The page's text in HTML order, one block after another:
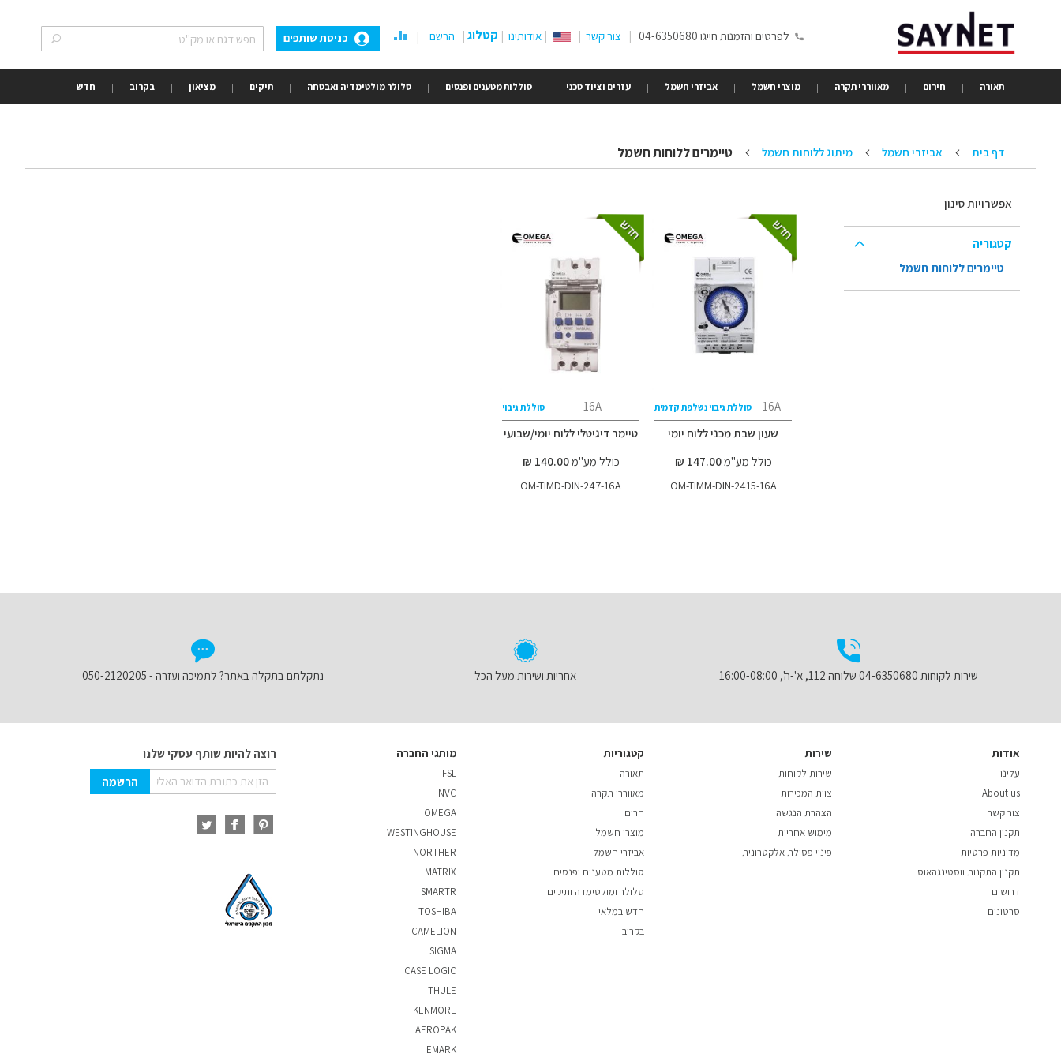
to
Content
לפרטים והזמנות חייגו 04-6350680 צור קשר אודותינו קטלוג
הרשם
חפש
כניסת שותפים
תאורה חירום מאווררי תקרה מוצרי חשמל אביזרי חשמל עזרים וציוד טכני סוללות מטענים ופנסים סלולר מולטימדיה ואבטחה תיקים מציאון בקרוב חדש
דף בית אביזרי חשמל מיתוג ללוחות חשמל טיימרים ללוחות חשמל
16A סוללת גיבוי נשלפת קדמית
שעון שבת מכני ללוח יומי
כולל מע"מ147.00 ₪
OM-TIMM-DIN-2415-16A
16A סוללת גיבוי
טיימר דיגיטלי ללוח יומי/שבועי
כולל מע"מ140.00 ₪
OM-TIMD-DIN-247-16A
אפשרויות סינון
קטגוריה
טיימרים ללוחות חשמל
נתקלתם בתקלה באתר? לתמיכה ועזרה - 050-2120205 אחריות ושירות מעל הכל שירות לקוחות 04-6350680 שלוחה 112, א'-ה', 16:00-08:00
אודות
עלינו
About us
צור קשר
תקנון החברה
מדיניות פרטיות
תקנון התקנות ווסטינגהאוס
דרושים
סרטונים
שירות
שירות לקוחות
צוות המכירות
הצהרת הנגשה
מימוש אחריות
פינוי פסולת אלקטרונית
קטגוריות
תאורה
מאווררי תקרה
חרום
מוצרי חשמל
אביזרי חשמל
סוללות מטענים ופנסים
סלולר ומולטימדה ותיקים
חדש במלאי
בקרוב
מותגי החברה
FSL
NVC
OMEGA
WESTINGHOUSE
NORTHER
MATRIX
SMARTR
TOSHIBA
CAMELION
SIGMA
CASE LOGIC
THULE
KENMORE
AEROPAK
EMARK
רוצה להיות שותף עסקי שלנו
Sign
Up
Our
הרשמה